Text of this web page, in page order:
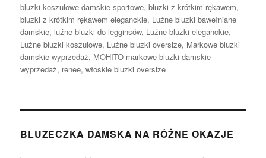
bluzki koszulowe damskie sportowe,bluzki z krótkim rękawem,
bluzki z krótkim rękawem eleganckie, Luźne bluzki bawełniane
damskie, luźne bluzki do legginsów, Luźne bluzki eleganckie,
Luźne bluzki koszulowe, Luźne bluzki oversize, Markowe bluzki
damskie wyprzedaż, MOHITO markowe bluzki damskie
wyprzedaż, renee,włoskie bluzki oversize
BLUZECZKA DAMSKA NA RÓŻNE OKAZJE